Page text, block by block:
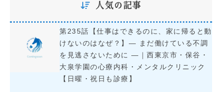
人気の記事
第235話【仕事はできるのに、家に帰ると動
けないのはなぜ？】― まだ働けている不調
を見逃さないために ―｜西東京市・保谷・
大泉学園の心療内科・メンタルクリニック
【日曜・祝日も診療】